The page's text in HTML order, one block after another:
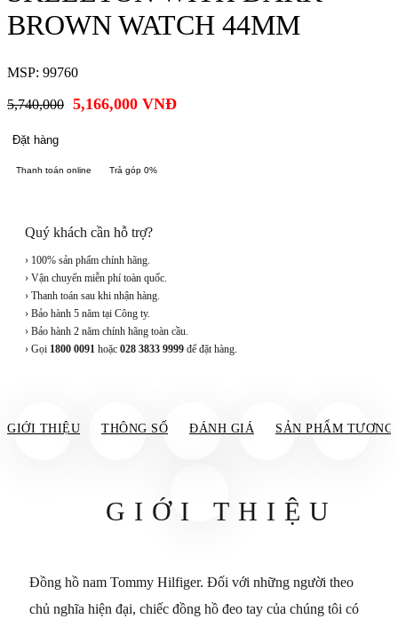
BROWN WATCH 44MM
MSP: 99760
5,740,000 5,166,000 VNĐ
Đặt hàng
Thanh toán online Trả góp 0%
Quý khách cần hỗ trợ?
› 100% sản phẩm chính hãng.
› Vận chuyển miễn phí toàn quốc.
› Thanh toán sau khi nhận hàng.
› Bảo hành 5 năm tại Công ty.
› Bảo hành 2 năm chính hãng toàn cầu.
› Gọi 1800 0091 hoặc 028 3833 9999 để đặt hàng.
GIỚI THIỆU THÔNG SỐ ĐÁNH GIÁ SẢN PHẨM TƯƠNG
GIỚI THIỆU
Đồng hồ nam Tommy Hilfiger. Đối với những người theo
chủ nghĩa hiện đại, chiếc đồng hồ đeo tay của chúng tôi có